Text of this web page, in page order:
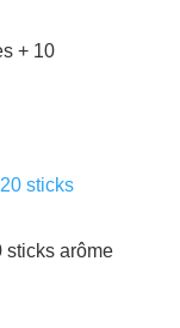
+ 10
sticks arôme